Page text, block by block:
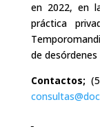
en 2022, en
práctica
de
Contactos;